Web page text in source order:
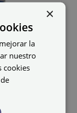
×
la
nuestro
cookies